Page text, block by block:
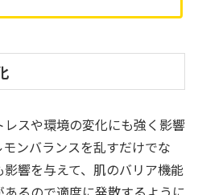
スや環境の変化にも強く影響
ンバランスを乱すだけでな
響を与えて、肌のバリア機能